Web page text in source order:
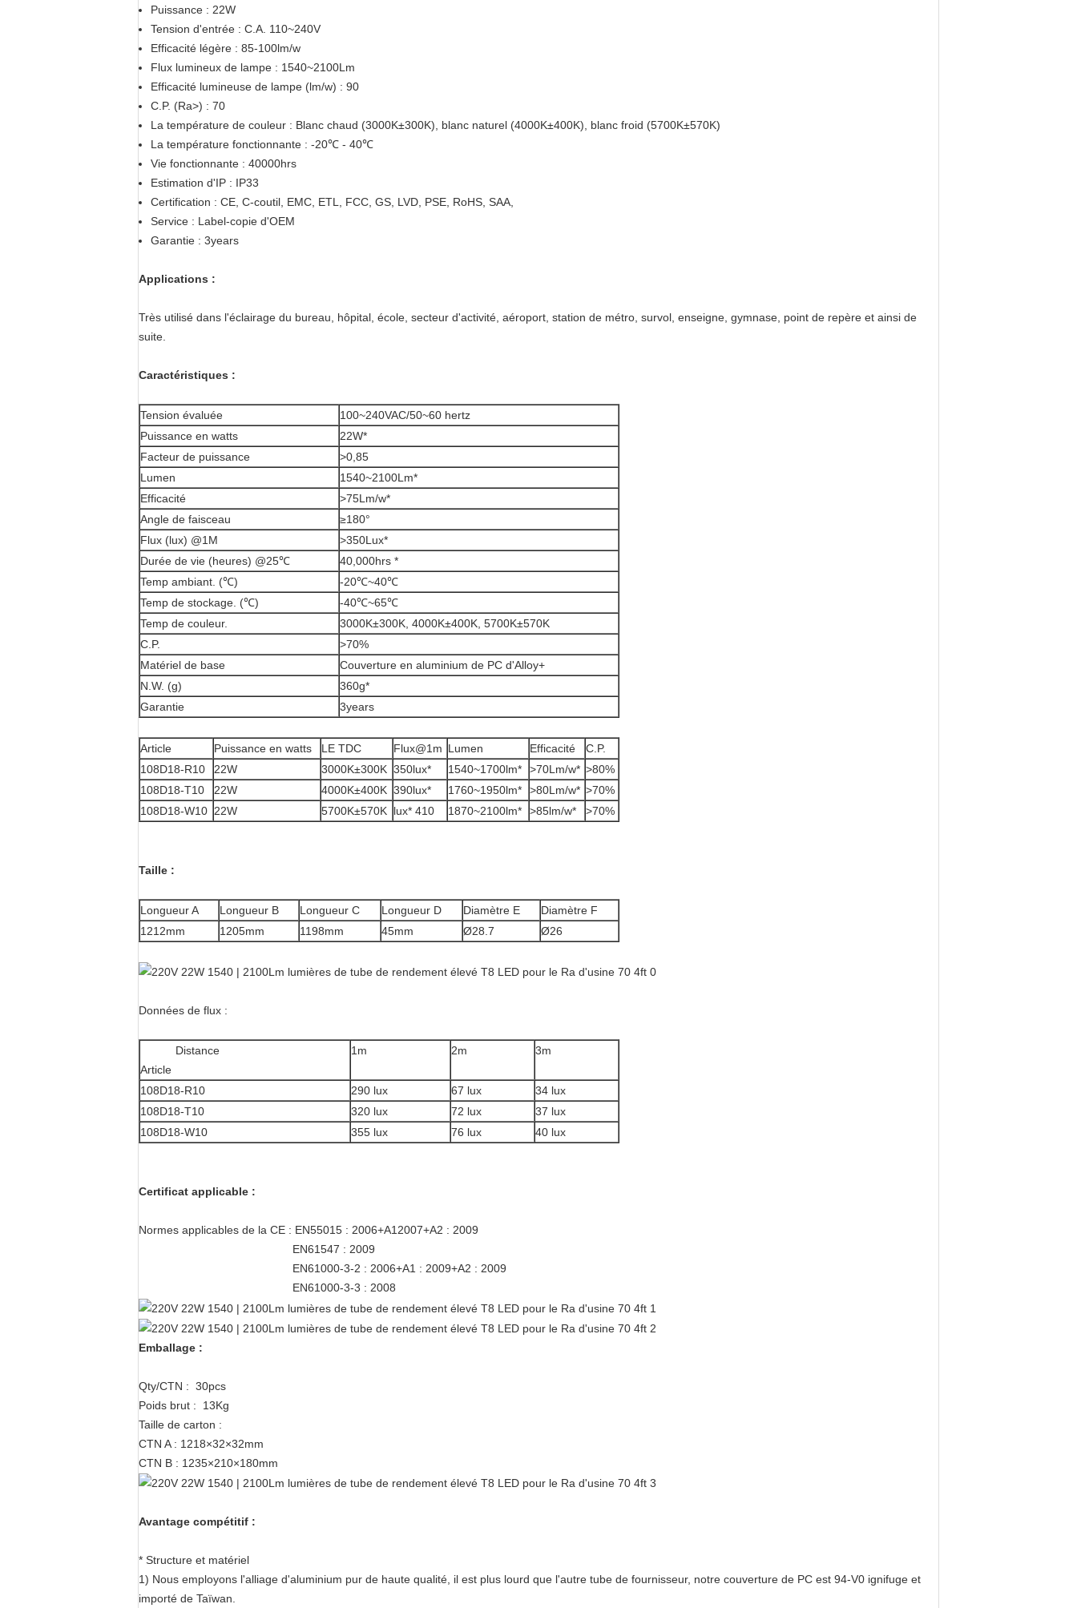
Puissance : 22W
Tension d'entrée : C.A. 110~240V
Efficacité légère : 85-100lm/w
Flux lumineux de lampe : 1540~2100Lm
Efficacité lumineuse de lampe (lm/w) : 90
C.P. (Ra>) : 70
La température de couleur : Blanc chaud (3000K±300K), blanc naturel (4000K±400K), blanc froid (5700K±570K)
La température fonctionnante : -20℃ - 40℃
Vie fonctionnante : 40000hrs
Estimation d'IP : IP33
Certification : CE, C-coutil, EMC, ETL, FCC, GS, LVD, PSE, RoHS, SAA,
Service : Label-copie d'OEM
Garantie : 3years
Applications :
Très utilisé dans l'éclairage du bureau, hôpital, école, secteur d'activité, aéroport, station de métro, survol, enseigne, gymnase, point de repère et ainsi de
suite.
Caractéristiques :
Tension évaluée
100~240VAC/50~60 hertz
Puissance en watts
22W*
Facteur de puissance
>0,85
Lumen
1540~2100Lm*
Efficacité
>75Lm/w*
Angle de faisceau
≥180°
Flux (lux) @1M
>350Lux*
Durée de vie (heures) @25℃
40,000hrs *
Temp ambiant. (℃)
-20℃~40℃
Temp de stockage. (℃)
-40℃~65℃
Temp de couleur.
3000K±300K, 4000K±400K, 5700K±570K
C.P.
>70%
Matériel de base
Couverture en aluminium de PC d'Alloy+
N.W. (g)
360g*
Garantie
3years
Article Puissance en watts LE TDC Flux@1m Lumen Efficacité
C.P.
108D18-R10
22W 3000K±300K 350lux* 1540~1700lm* >70Lm/w* >80%
108D18-T10
22W 4000K±400K 390lux* 1760~1950lm* >80Lm/w* >70%
108D18-W10 22W 5700K±570K lux* 410 1870~2100lm* >85lm/w* >70%
Taille :
Longueur A Longueur B Longueur C Longueur D Diamètre E
Diamètre F
1212mm
1205mm 1198mm 45mm Ø28.7 Ø26
Données de flux :
Distance
Article
1m 2m 3m
108D18-R10 290 lux 67 lux
34 lux
108D18-T10
320 lux 72 lux
37 lux
108D18-W10
355 lux 76 lux 40 lux
Certificat applicable :
Normes applicables de la CE : EN55015 : 2006+A12007+A2 : 2009
EN61547 : 2009
EN61000-3-2 : 2006+A1 : 2009+A2 : 2009
EN61000-3-3 : 2008
Emballage :
Qty/CTN : 30pcs
Poids brut : 13Kg
Taille de carton :
CTN A : 1218×32×32mm
CTN B : 1235×210×180mm
Avantage compétitif :
* Structure et matériel
1) Nous employons l'alliage d'aluminium pur de haute qualité, il est plus lourd que l'autre tube de fournisseur, notre couverture de PC est 94-V0 ignifuge et
importé de Taïwan.